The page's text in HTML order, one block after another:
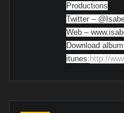
Productions
Twitter –
Web –
Download
itunes: http://